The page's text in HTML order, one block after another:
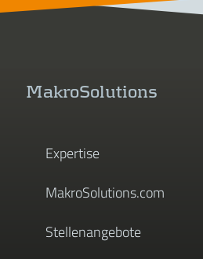
MakroSolutions
Expertise
MakroSolutions.com
Stellenangebote